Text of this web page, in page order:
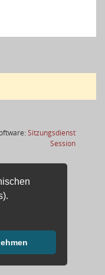
Sitzungsdienst
Session(Wird in